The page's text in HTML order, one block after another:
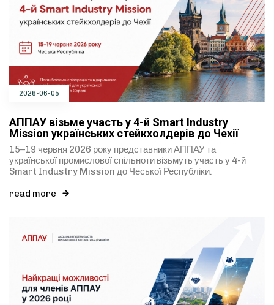
2026-06-05
АППАУ візьме участь у 4-й Smart Industry
Mission українських стейкхолдерів до Чехії
15–19 червня 2026 року представники АППАУ та
української промислової спільноти візьмуть участь у 4-й
Smart Industry Mission до Чеської Республіки.
read more